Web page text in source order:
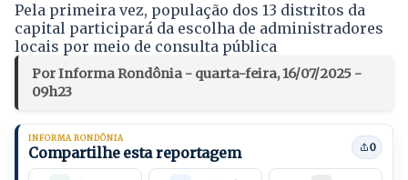
Pela primeira vez, população dos 13 distritos da
capital participará da escolha de administradores
locais por meio de consulta pública
Por Informa Rondônia - quarta-feira, 16/07/2025 -
09h23
INFORMA RONDÔNIA
Compartilhe esta reportagem 0